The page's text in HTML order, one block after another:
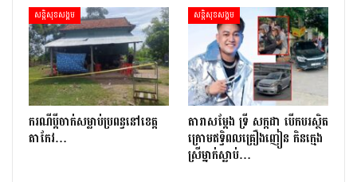
សន្តិសុខសង្គម
ករណីប្ដីចាក់សម្លាប់ប្រពន្ធនៅខេត្ត
តាកែវ…
សន្តិសុខសង្គម
តារាសម្ដែង ទ្រី សក្កដា បើកបរស្ថិត
ក្រោមឥទ្ធិពលគ្រឿងញៀន កិនក្មេង
ស្រីម្នាក់ស្លាប់…